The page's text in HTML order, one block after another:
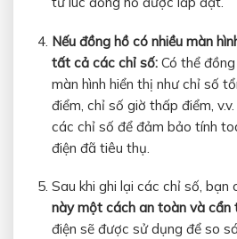
Nếu đồng hồ có nhiều màn
tất cả các chỉ số:Có thể đồng
màn hình hiển thị như chỉ số
điểm, chỉ số giờ thấp điểm,
các chỉ số để đảm bảo tính
điện đã tiêu thụ.
Sau khi ghi lại các chỉ số, bạn
này một cách an toàn và cẩn
điện sẽ được sử dụng để so